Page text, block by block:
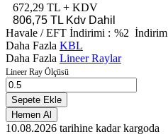
672,29 TL + KDV
806,75 TL Kdv Dahil
Havale / EFT İndirimi : %2 İndirim
Daha Fazla KBL
Daha Fazla Lineer Raylar
Lineer Ray Ölçüsü
Sepete Ekle
Hemen Al
10.08.2026 tarihine kadar kargoda